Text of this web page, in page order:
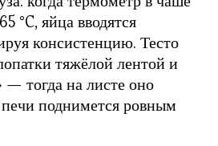
°C, яйца вводятся
консистенцию. Тесто
тяжёлой лентой и
— тогда на листе оно
поднимется ровным